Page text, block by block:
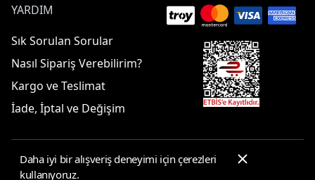
YARDIM
Sık Sorulan Sorular
Nasıl Sipariş Verebilirim?
Kargo ve Teslimat
İade, İptal ve Değişim
© 2025 ElbiseBul -
Daha iyi bir alışveriş deneyimi için çerezleri
kullanıyoruz.